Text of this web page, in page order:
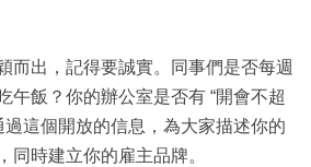
而出，記得要誠實。同事們是否每週
午飯？你的辦公室是否有 “開會不超
過這個開放的信息，為大家描述你的
同時建立你的雇主品牌。